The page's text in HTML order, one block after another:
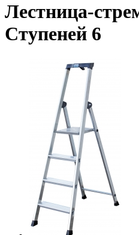
Лестница-
Ступеней 6